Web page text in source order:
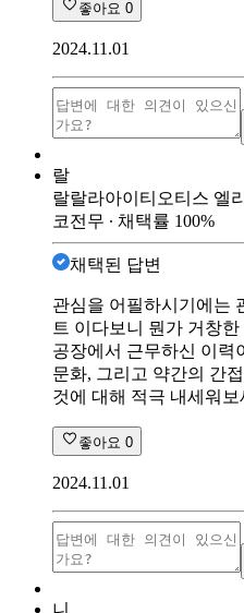
좋아요 0
2024.11.01
랄
랄랄라아이티 오티스 엘
코전무 ∙ 채택률 100%
채택된 답변
관심을 어필하시기에는
트 이다보니 뭔가 거창
공장에서 근무하신 이력
문화, 그리고 약간의 간
것에 대해 적극 내세워보
좋아요 0
2024.11.01
니